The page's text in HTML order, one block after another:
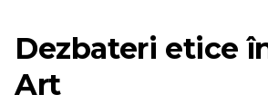
Dezbateri etice
Art